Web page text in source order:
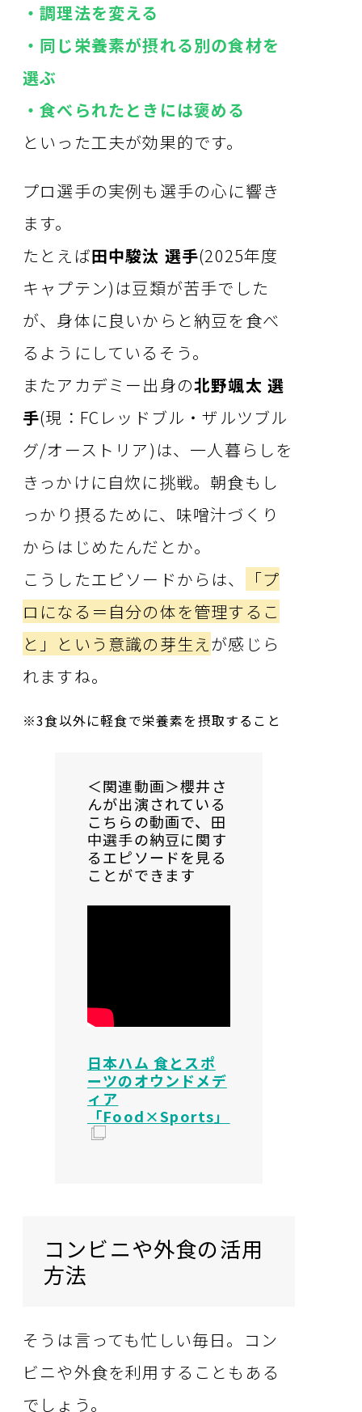
・調理法を変える
・同じ栄養素が摂れる別の食材を
選ぶ
・食べられたときには褒める
といった工夫が効果的です。
プロ選手の実例も選手の心に響き
ます。
たとえば田中駿汰 選手(2025年度
キャプテン)は豆類が苦手でした
が、身体に良いからと納豆を食べ
るようにしているそう。
またアカデミー出身の北野颯太 選
手(現：FCレッドブル・ザルツブル
グ/オーストリア)は、一人暮らしを
きっかけに自炊に挑戦。朝食もし
っかり摂るために、味噌汁づくり
からはじめたんだとか。
こうしたエピソードからは、
「プ
ロになる＝自分の体を管理するこ
と」という意識の芽生えが感じら
れますね。
※3食以外に軽食で栄養素を摂取すること
＜関連動画＞櫻井さ
んが出演されている
こちらの動画で、田
中選手の納豆に関す
るエピソードを見る
ことができます
日本ハム 食とスポ
ーツのオウンドメデ
ィア
「Food×Sports」
コンビニや外食の活用
方法
そうは言っても忙しい毎日。コン
ビニや外食を利用することもある
でしょう。